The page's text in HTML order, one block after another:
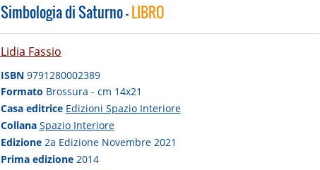
Simbologia di Saturno -LIBRO
Lidia Fassio
ISBN 9791280002389
Formato Brossura - cm 14x21
Casa editrice Edizioni Spazio Interiore
Collana Spazio Interiore
Edizione 2a Edizione Novembre 2021
Prima edizione 2014